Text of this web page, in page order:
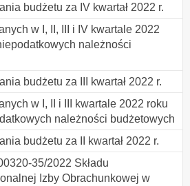
budżetu za IV kwartał 2022 r.
w I, II, III i IV kwartale 2022
należności
budżetu za III kwartał 2022 r.
w I, II i III kwartale 2022 roku
należności budżetowych
budżetu za II kwartał 2022 r.
35/2022 Składu
Izby Obrachunkowej w